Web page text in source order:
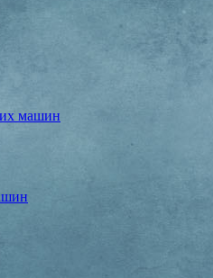
машин